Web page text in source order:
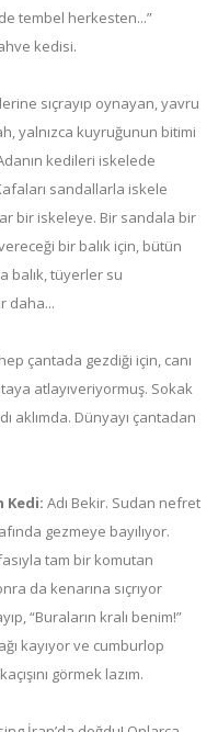
tembel herkesten...”
kedisi.
sıçrayıp oynayan, yavru
yalnızca kuyruğunun bitimi
kedileri iskelede
sandallarla iskele
bir iskeleye. Bir sandala bir
bir balık için, bütün
balık, tüyerler su
daha...
çantada gezdiği için, canı
atlayıveriyormuş. Sokak
aklımda. Dünyayı çantadan
Kedi: Adı Bekir. Sudan nefret
gezmeye bayılıyor.
tam bir komutan
da kenarına sıçrıyor
“Buraların kralı benim!”
kayıyor ve cumburlop
görmek lazım.